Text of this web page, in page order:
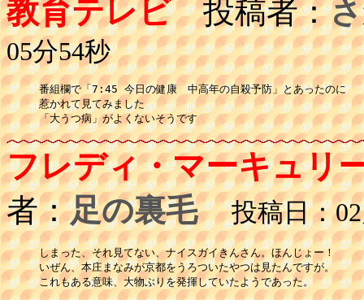
教育テレビ投稿者：
05分54秒
番組欄で「7:45 今日の健康　中高年の自殺予防」とあったのに
惹かれて見てみました
「大うつ病」がよくないそうです
フレディ・マーキュリ
者：足の裏毛 投稿日：02
しまった、それ見てない、ナイスガイきんさん。ほんじょー！
いぜん、本庄まなみが京都をうろついたやつは見たんですが。
これもある意味、大物ぶりを発揮していたようであった。